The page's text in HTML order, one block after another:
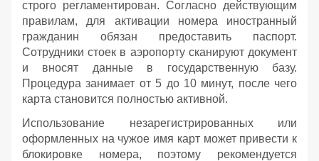
строго регламентирован. Согласно действующим
правилам, для активации номера иностранный
гражданин обязан предоставить паспорт.
Сотрудники стоек в аэропорту сканируют документ
и вносят данные в государственную базу.
Процедура занимает от 5 до 10 минут, после чего
карта становится полностью активной.
Использование незарегистрированных или
оформленных на чужое имя карт может привести к
блокировке номера, поэтому рекомендуется